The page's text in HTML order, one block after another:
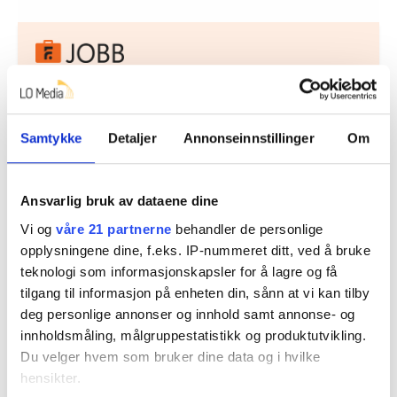
Samtykke Detaljer Annonseinnstillinger Om
Ansvarlig bruk av dataene dine
Vi og våre 21 partnerne behandler de personlige
opplysningene dine, f.eks. IP-nummeret ditt, ved å bruke
teknologi som informasjonskapsler for å lagre og få
tilgang til informasjon på enheten din, sånn at vi kan tilby
deg personlige annonser og innhold samt annonse- og
innholdsmåling, målgruppestatistikk og produktutvikling.
Du velger hvem som bruker dine data og i hvilke
hensikter.
Nå:5
Lønnsansvarlig
EL og IT Forbundet
Oslo